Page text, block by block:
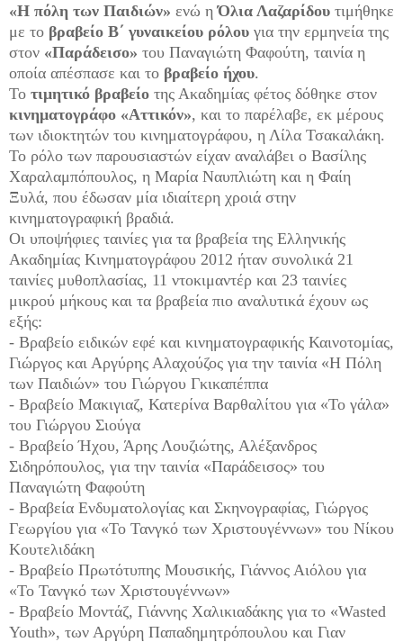
«Η πόλη των Παιδιών» ενώ ηΌλια Λαζαρίδου τιμήθηκε
με το βραβείο Β΄ γυναικείου ρόλου για την ερμηνεία της
στον «Παράδεισο» του Παναγιώτη Φαφούτη, ταινία η
οποία απέσπασε και το βραβείο ήχου.
Το τιμητικό βραβείο της Ακαδημίας φέτος δόθηκε στον
κινηματογράφο «Αττικόν», και το παρέλαβε, εκ μέρους
των ιδιοκτητών του κινηματογράφου, η Λίλα Τσακαλάκη.
Το ρόλο των παρουσιαστών είχαν αναλάβει ο Βασίλης
Χαραλαμπόπουλος, η Μαρία Ναυπλιώτη και η Φαίη
Ξυλά, που έδωσαν μία ιδιαίτερη χροιά στην
κινηματογραφική βραδιά.
Οι υποψήφιες ταινίες για τα βραβεία της Ελληνικής
Ακαδημίας Κινηματογράφου 2012 ήταν συνολικά 21
ταινίες μυθοπλασίας, 11 ντοκιμαντέρ και 23 ταινίες
μικρού μήκους και τα βραβεία πιο αναλυτικά έχουν ως
εξής:
- Βραβείο ειδικών εφέ και κινηματογραφικής Καινοτομίας,
Γιώργος και Αργύρης Αλαχούζος για την ταινία «Η Πόλη
των Παιδιών» του Γιώργου Γκικαπέππα
- Βραβείο Μακιγιαζ, Κατερίνα Βαρθαλίτου για «Το γάλα»
του Γιώργου Σιούγα
- Βραβείο Ήχου, Άρης Λουζιώτης, Αλέξανδρος
Σιδηρόπουλος, για την ταινία «Παράδεισος» του
Παναγιώτη Φαφούτη
- Βραβεία Ενδυματολογίας και Σκηνογραφίας, Γιώργος
Γεωργίου για «Το Τανγκό των Χριστουγέννων» του Νίκου
Κουτελιδάκη
- Βραβείο Πρωτότυπης Μουσικής, Γιάννος Αιόλου για
«Το Τανγκό των Χριστουγέννων»
- Βραβείο Μοντάζ, Γιάννης Χαλικιαδάκης για το «Wasted
Youth», των Αργύρη Παπαδημητρόπουλου και Γιαν